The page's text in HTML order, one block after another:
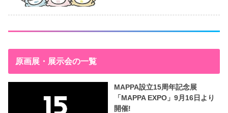
原画展・展示会の一覧
MAPPA設立15周年記念展
「MAPPA EXPO」9月16日より
開催!